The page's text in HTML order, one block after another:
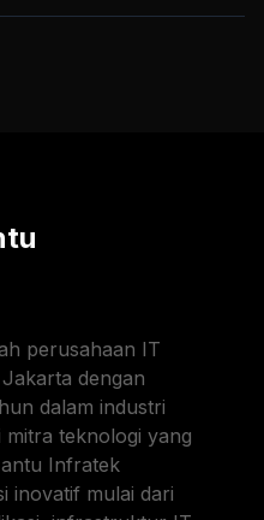
perusahaan IT
dengan
dalam industri
teknologi yang
Infratek
inovatif mulai dari